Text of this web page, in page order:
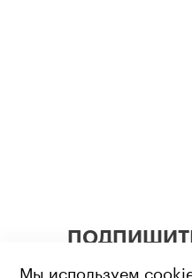
Мы используем